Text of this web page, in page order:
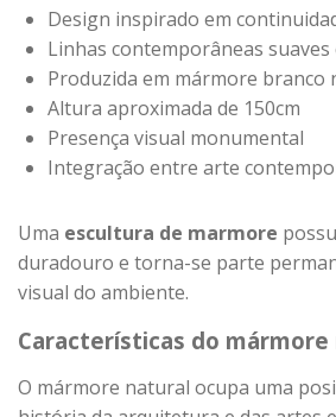
Design inspirado em
Linhas contemporâneas suaves
Produzida em mármore branco
Altura aproximada de 150cm
Presença visual monumental
Integração entre arte
Uma escultura de marmore
duradouro e torna-se parte
visual do ambiente.
Características do
O mármore natural ocupa uma